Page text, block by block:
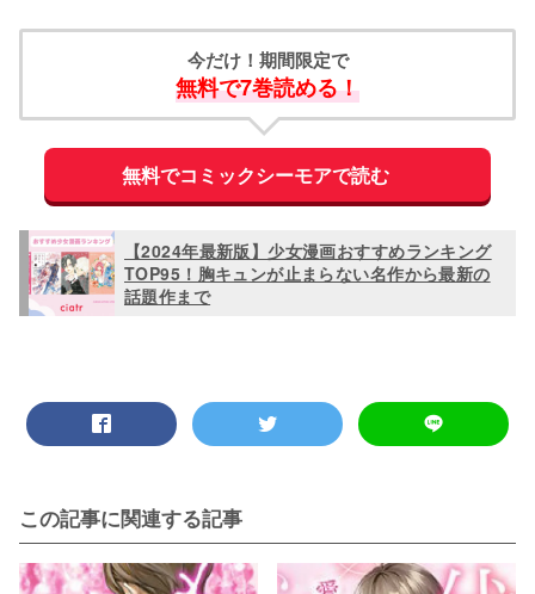
今だけ！期間限定で
無料で7巻読める！
無料でコミックシーモアで読む
【2024年最新版】少女漫画おすすめランキング
TOP95！胸キュンが止まらない名作から最新の
話題作まで
この記事に関連する記事